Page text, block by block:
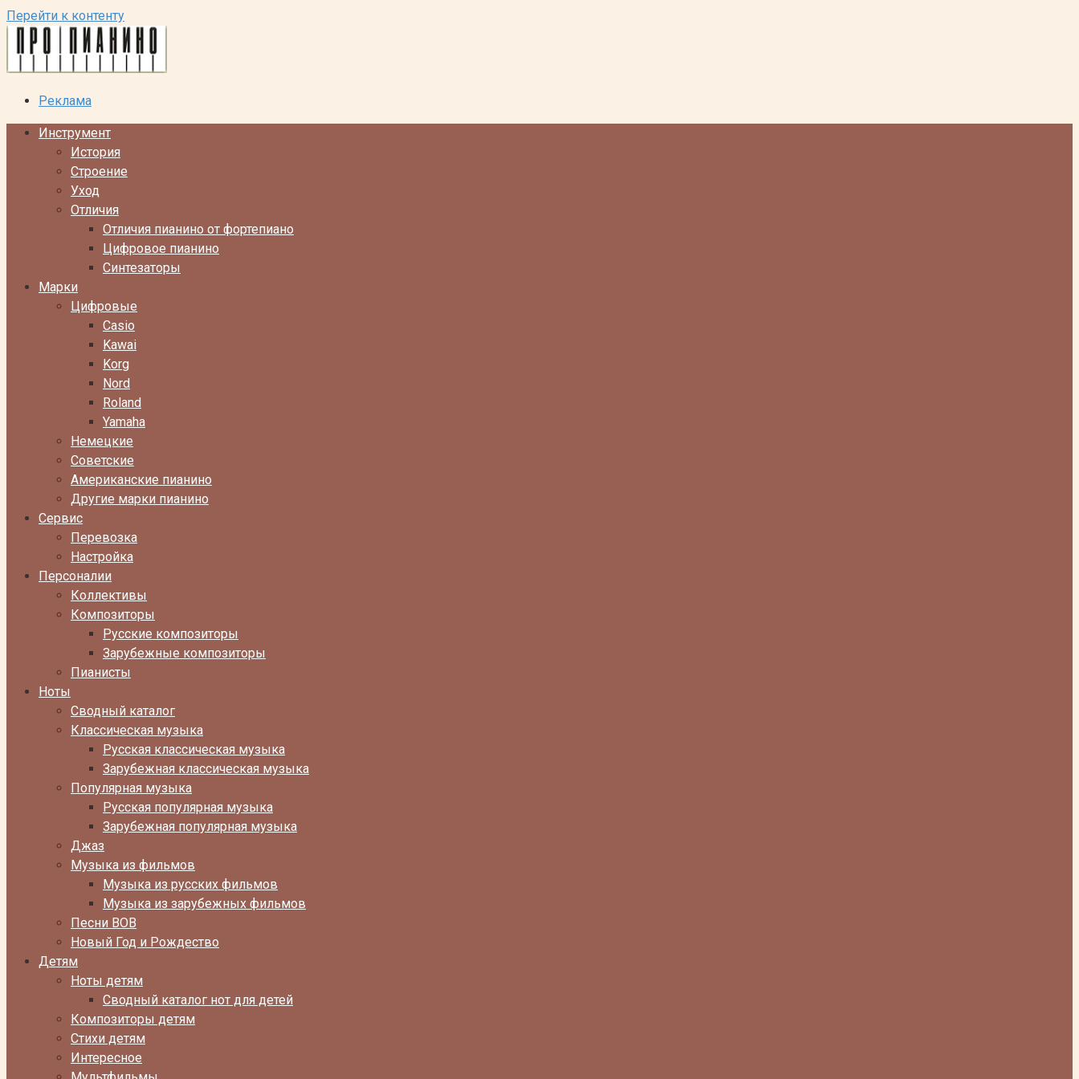
Перейти к контенту
Реклама
Инструмент
История
Строение
Уход
Отличия
Отличия пианино от фортепиано
Цифровое пианино
Синтезаторы
Марки
Цифровые
Casio
Kawai
Korg
Nord
Roland
Yamaha
Немецкие
Советские
Американские пианино
Другие марки пианино
Сервис
Перевозка
Настройка
Персоналии
Коллективы
Композиторы
Русские композиторы
Зарубежные композиторы
Пианисты
Ноты
Сводный каталог
Классическая музыка
Русская классическая музыка
Зарубежная классическая музыка
Популярная музыка
Русская популярная музыка
Зарубежная популярная музыка
Джаз
Музыка из фильмов
Музыка из русских фильмов
Музыка из зарубежных фильмов
Песни ВОВ
Новый Год и Рождество
Детям
Ноты детям
Сводный каталог нот для детей
Композиторы детям
Стихи детям
Интересное